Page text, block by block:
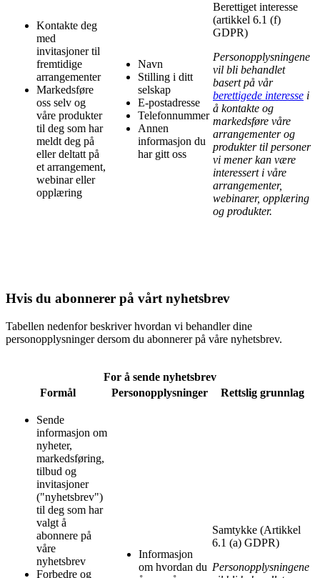
Kontakte deg
med
invitasjoner til
fremtidige
arrangementer
Markedsføre
oss selv og
våre produkter
til deg som har
meldt deg på
eller deltatt på
et arrangement,
webinar eller
opplæring
Navn
Stilling i ditt
selskap
E-postadresse
Telefonnummer
Annen
informasjon du
har gitt oss
Berettiget interesse
(artikkel 6.1 (f)
GDPR)
Personopplysningene
vil bli behandlet
basert på vår
berettigede interesse i
å kontakte og
markedsføre våre
arrangementer og
produkter til personer
vi mener kan være
interessert i våre
arrangementer,
webinarer, opplæring
og produkter.
Hvis du abonnerer på vårt nyhetsbrev
Tabellen nedenfor beskriver hvordan vi behandler dine
personopplysninger dersom du abonnerer på våre nyhetsbrev.
For å sende nyhetsbrev
Formål
Personopplysninger Rettslig grunnlag
Sende
informasjon om
nyheter,
markedsføring,
tilbud og
invitasjoner
("nyhetsbrev")
til deg som har
valgt å
abonnere på
våre
nyhetsbrev
Forbedre og
Informasjon
om hvordan du
Samtykke (Artikkel
6.1 (a) GDPR)
Personopplysningene